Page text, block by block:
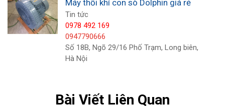
Máy thổi khí con sò Dolphin giá rẻ
Tin tức
0978 492 169
0947790666
Số 18B, Ngõ 29/16 Phố Trạm, Long biên,
Hà Nội
Bài Viết Liên Quan